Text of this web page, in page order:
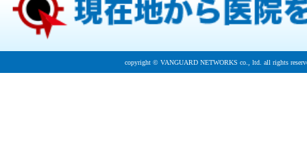
copyright © VANGUARD NETWORKS co., ltd. all rights